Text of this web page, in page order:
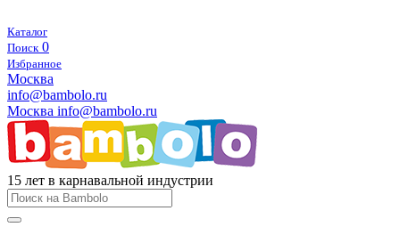
Каталог
Поиск 0
Избранное
Москва
info@bambolo.ru
Москва info@bambolo.ru
15 лет в карнавальной индустрии